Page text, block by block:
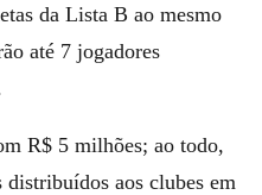
da Lista B ao mesmo
até 7 jogadores
R$ 5 milhões; ao todo,
aos clubes em